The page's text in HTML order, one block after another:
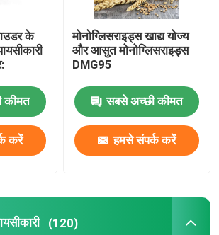
के
कीमत
करें
मोनोग्लिसराइड्स खाद्य योज्य
और आसुत मोनोग्लिसराइड्स
DMG95
सबसे अच्छी कीमत
हमसे संपर्क करें
(120)